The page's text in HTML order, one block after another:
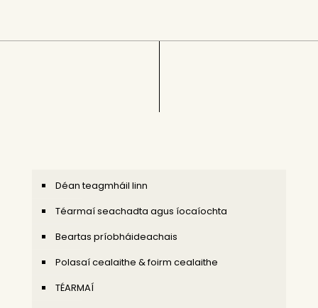
Déan teagmháil linn
Téarmaí seachadta agus íocaíochta
Beartas príobháideachais
Polasaí cealaithe & foirm cealaithe
TÉARMAÍ